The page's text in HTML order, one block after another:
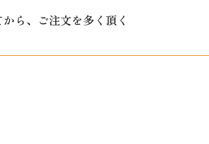
ら、ご注文を多く頂く